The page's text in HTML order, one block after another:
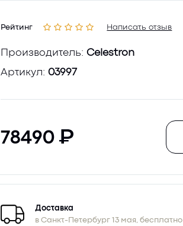
Рейтинг Написать отзыв
Производитель: Celestron
Артикул: 03997
78490
Доставка
в Санкт-Петербург 13 мая, бесплатно